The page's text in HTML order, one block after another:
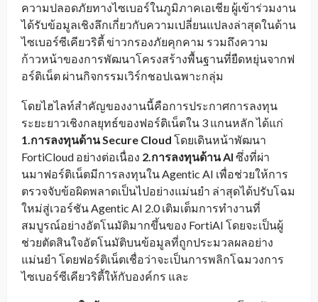
ความปลอดภัยทางไซเบอร์ในภูมิภาคเอเชีย ผู้เข้าร่วมงาน
ได้รับข้อมูลเชิงลึกเกี่ยวกับความเปลี่ยนแปลงล่าสุดในด้าน
ไซเบอร์ซีเคียวริตี้ ข่าวกรองภัยคุกคาม รวมถึงความ
ก้าวหน้าของการพัฒนาโครงสร้างพื้นฐานที่ยืดหยุ่นจากฟ
อร์ติเน็ต ผ่านกิจกรรมเวิร์กชอปเฉพาะกลุ่ม
โดยไฮไลท์สำคัญของงานนี้คือการประกาศการลงทุน
ระยะยาวเชิงกลยุทธ์ของฟอร์ติเน็ตใน 3 แกนหลัก ได้แก่
1.การลงทุนด้าน Secure Cloud โดยเดินหน้าพัฒนา
FortiCloud อย่างต่อเนื่อง 2.การลงทุนด้าน AI ซึ่งที่ผ่า
นมาฟอร์ติเน็ตมีการลงทุนใน Agentic AI เพื่อช่วยให้การ
ตรวจจับข้อผิดพลาดเป็นไปอย่างแม่นยำ ล่าสุดได้ปรับโฉม
ใหม่สู่เวอร์ชัน Agentic AI 2.0 เติมเต็มการทำงานที่
สมบูรณ์อย่างอัตโนมัติมากขึ้นของ FortiAI โดยจะเป็นผู้
ช่วยตัดสินใจอัตโนมัติบนข้อมูลที่ถูกประมวลผลอย่าง
แม่นยำ โดยฟอร์ติเน็ตเชื่อว่าจะเป็นการพลิกโฉมวงการ
ไซเบอร์ซีเคียวริตี้ให้กับองค์กร และ